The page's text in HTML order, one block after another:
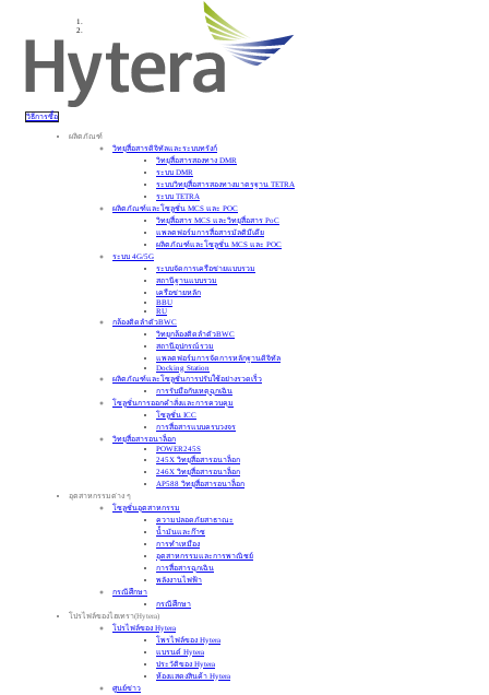
วิธีการซื้อ
ผลิตภัณฑ์
วิทยุสื่อสารดิจิทัลและระบบทรังก์
วิทยุสื่อสารสองทาง DMR
ระบบ DMR
ระบบวิทยุสื่อสารสองทางมาตรฐาน TETRA
ระบบ TETRA
ผลิตภัณฑ์และโซลูชั่น MCS และ POC
วิทยุสื่อสาร MCS และวิทยุสื่อสาร PoC
แพลตฟอร์มการสื่อสารมัลติมีเดีย
ผลิตภัณฑ์และโซลูชั่น MCS และ POC
ระบบ 4G/5G
ระบบจัดการเครือข่ายแบบรวม
สถานีฐานแบบรวม
เครือข่ายหลัก
BBU
RU
กล้องติดลำตัวBWC
วิทยุกล้องติดลำตัวBWC
สถานีอุปกรณ์รวม
แพลตฟอร์มการจัดการหลักฐานดิจิทัล
Docking Station
ผลิตภัณฑ์และโซลูชั่นการปรับใช้อย่างรวดเร็ว
การรับมือกับเหตุฉุกเฉิน
โซลูชั่นการออกคำสั่งและการควบคุม
โซลูชั่น ICC
การสื่อสารแบบครบวงจร
วิทยุสื่อสารอนาล็อก
POWER245S
245X วิทยุสื่อสารอนาล็อก
246X วิทยุสื่อสารอนาล็อก
AP588 วิทยุสื่อสารอนาล็อก
อุตสาหกรรมต่าง ๆ
โซลูชั่นอุตสาหกรรม
ความปลอดภัยสาธาณะ
น้ำมันและก๊าซ
การทำเหมือง
อุตสาหกรรมและการพาณิชย์
การสื่อสารฉุกเฉิน
พลังงานไฟฟ้า
กรณีศึกษา
กรณีศึกษา
โปรไฟล์ของไฮเทรา(Hytera)
โปรไฟล์ของ Hytera
โพรไฟล์ของ Hytera
แบรนด์ Hytera
ประวัติของ Hytera
ห้องแสดงสินค้า Hytera
ศูนย์ข่าว